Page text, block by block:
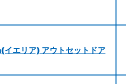
エリア) アウトセットドア